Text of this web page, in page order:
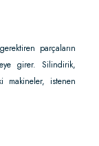
parçaların
girer. Silindirik,
makineler, istenen